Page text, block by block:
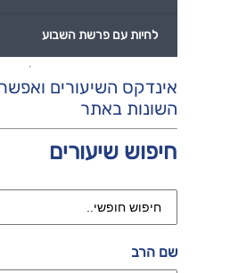
אינדקס השיעורים
השונות באתר
חיפוש שיעורים
שם הרב
לחיות עם פרשת השבוע